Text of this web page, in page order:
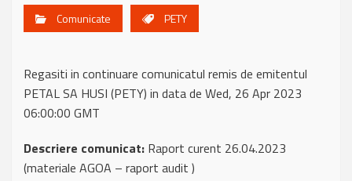
Comunicate PETY
Regasiti in continuare comunicatul remis de emitentul
PETAL SA HUSI (PETY) in data de Wed, 26 Apr 2023
06:00:00 GMT
Descriere comunicat: Raport curent 26.04.2023
(materiale AGOA – raport audit )